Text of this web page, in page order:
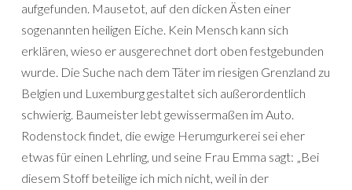
aufgefunden. Mausetot, auf den dicken Ästen einer
sogenannten heiligen Eiche. Kein Mensch kann sich
erklären, wieso er ausgerechnet dort oben festgebunden
wurde. Die Suche nach dem Täter im riesigen Grenzland zu
Belgien und Luxemburg gestaltet sich außerordentlich
schwierig. Baumeister lebt gewissermaßen im Auto.
Rodenstock findet, die ewige Herumgurkerei sei eher
etwas für einen Lehrling, und seine Frau Emma sagt: „Bei
diesem Stoff beteilige ich mich nicht, weil in der